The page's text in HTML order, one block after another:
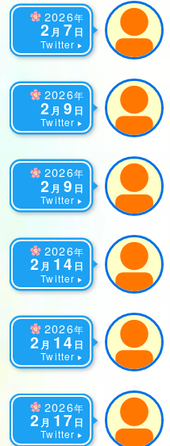
2026年
2 月 7 日
Twitter
2026年
2 月 9 日
Twitter
2026年
2 月 9 日
Twitter
2026年
2 月 14 日
Twitter
2026年
2月 14 日
Twitter
2026年
2 月 17 日
Twitter